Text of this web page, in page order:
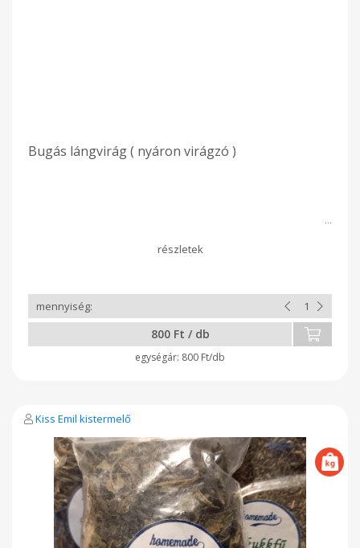
Bugás lángvirág ( nyáron virágzó )
800 Ft / db
800 Ft/db
Kiss Emil kistermelő